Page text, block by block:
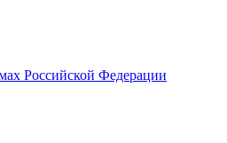
Российской Федерации